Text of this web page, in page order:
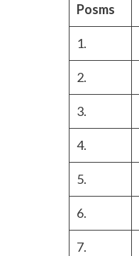
Posms
1.
2.
3.
4.
5.
6.
7.